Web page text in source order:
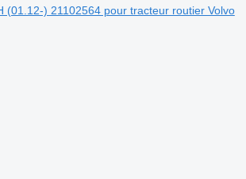
(01.12-) 21102564 pour tracteur routier Volvo